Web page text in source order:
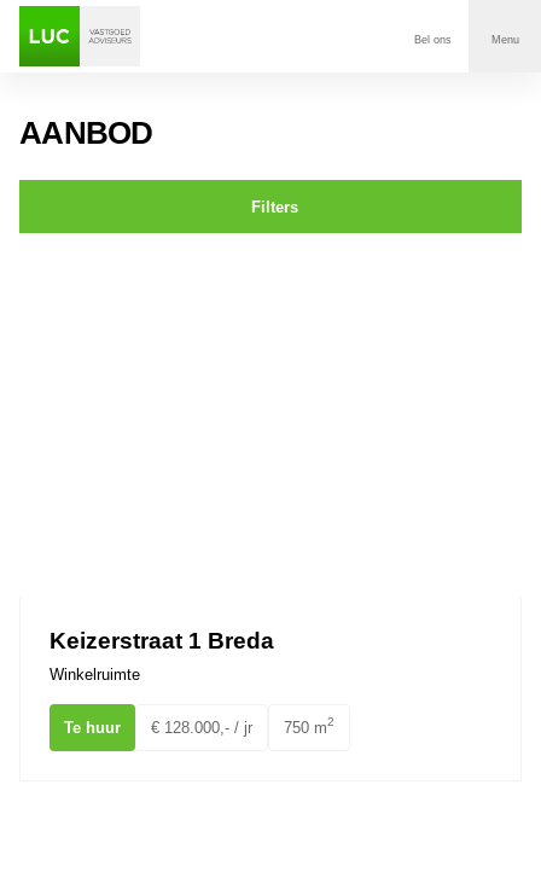
Bel ons Menu
AANBOD
Filters
Keizerstraat 1 Breda
Winkelruimte
Te huur € 128.000,- / jr 750 m2